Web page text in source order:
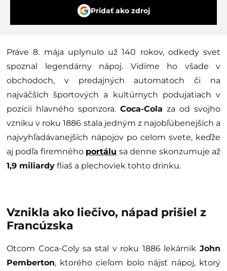
Pridať ako zdroj
Práve 8. mája uplynulo už 140 rokov, odkedy svet
spoznal legendárny nápoj. Vidíme ho všade v
obchodoch, v predajných automatoch či na
najväčších športových a kultúrnych podujatiach v
pozícii hlavného sponzora. Coca-Cola za od svojho
vzniku v roku 1886 stala jedným z najobľúbenejších a
najvyhľadávanejších nápojov po celom svete, keďže
aj podľa firemného portálu sa denne skonzumuje až
1,9 miliardy fliaš a plechoviek tohto drinku.
Vznikla ako liečivo, nápad prišiel z
Francúzska
Otcom Coca-Coly sa stal v roku 1886 lekárnik John
Pemberton, ktorého cieľom bolo nájsť nápoj, ktorý